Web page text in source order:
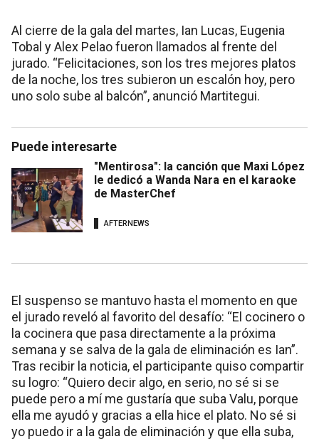
Al cierre de la gala del martes, Ian Lucas, Eugenia
Tobal y Alex Pelao fueron llamados al frente del
jurado. “Felicitaciones, son los tres mejores platos
de la noche, los tres subieron un escalón hoy, pero
uno solo sube al balcón”, anunció Martitegui.
Puede interesarte
"Mentirosa": la canción que Maxi López
le dedicó a Wanda Nara en el karaoke
de MasterChef
AFTERNEWS
El suspenso se mantuvo hasta el momento en que
el jurado reveló al favorito del desafío: “El cocinero o
la cocinera que pasa directamente a la próxima
semana y se salva de la gala de eliminación es Ian”.
Tras recibir la noticia, el participante quiso compartir
su logro: “Quiero decir algo, en serio, no sé si se
puede pero a mí me gustaría que suba Valu, porque
ella me ayudó y gracias a ella hice el plato. No sé si
yo puedo ir a la gala de eliminación y que ella suba,